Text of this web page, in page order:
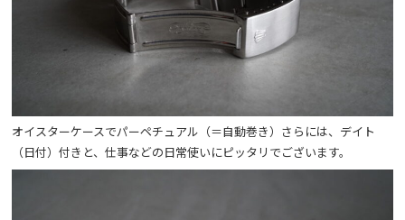
オイスターケースでパーペチュアル（＝自動巻き）さらには、デイト
（日付）付きと、仕事などの日常使いにピッタリでございます。